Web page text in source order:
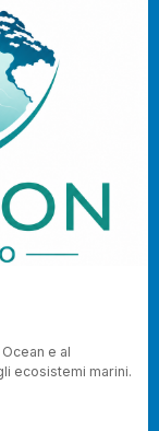
e al
ecosistemi marini.